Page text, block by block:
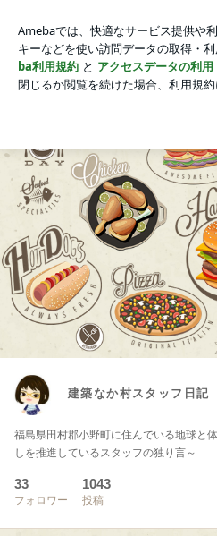
アプリをダウンロードして ブログの
ょう。
建築なか村スタッフ日記
福島県田村郡小野町に住んでいる地球と
しを推進しているスタッフの独り言～
33
フォロワー
1043
投稿